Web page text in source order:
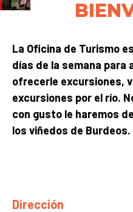
La Oficina de Turismo
días de la semana para
ofrecerle excursiones,
excursiones por el río.
con gusto le haremos
los viñedos de Burdeos.
Dirección